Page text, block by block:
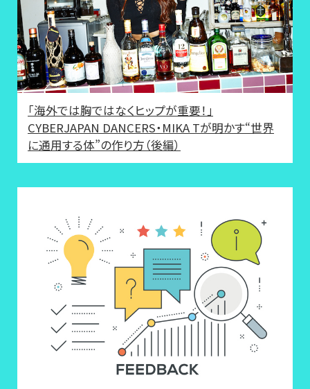
「海外では胸ではなくヒップが重要！」
CYBERJAPAN DANCERS・MIKA Tが明かす“世界
に通用する体”の作り方（後編）